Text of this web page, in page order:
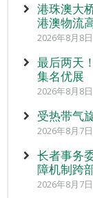
港珠澳大
港澳物流
2026年8月8
最后两天
集名优展
2026年8月8
受热带气
2026年8月7
长者事务
障机制跨
2026年8月7